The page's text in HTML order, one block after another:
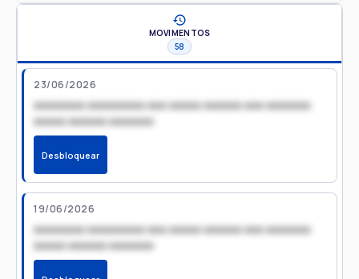
MOVIMENTOS
58
23/06/2026
xxxxxxxx xxxxxxxxx xxx xxxxx xxxxxx xxx xxxxxxx
xxxxx xxxxxx xxxxxxx
Desbloquear
19/06/2026
xxxxxxxx xxxxxxxxx xxx xxxxx xxxxxx xxx xxxxxxx
xxxxx xxxxxx xxxxxxx